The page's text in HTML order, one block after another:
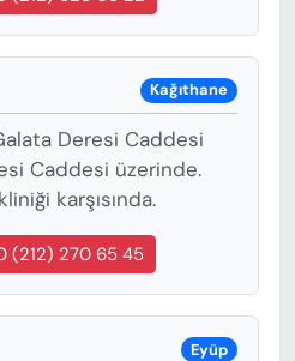
Kağıthane
Deresi Caddesi
Caddesi üzerinde.
karşısında.
(212) 270 65 45
Eyüp